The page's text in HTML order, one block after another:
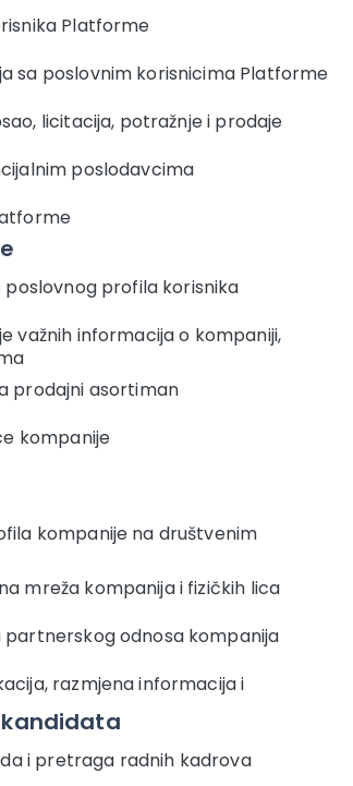
Platforme
sa poslovnim korisnicima Platforme
licitacija, potražnje i prodaje
poslodavcima
poslovnog profila korisnika
važnih informacija o kompaniji,
prodajni asortiman
kompanije
kompanije na društvenim
mreža kompanija i fizičkih lica
odnosa kompanija
razmjena informacija i
kandidata
i pretraga radnih kadrova